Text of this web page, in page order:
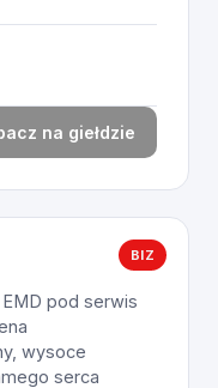
na giełdzie
BIZ
pod serwis
wysoce
serca